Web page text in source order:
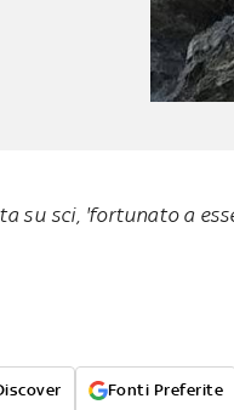
su sci, 'fortunato a
Fonti Preferite